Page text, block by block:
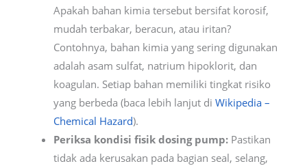
Apakah bahan kimia tersebut bersifat korosif,
mudah terbakar, beracun, atau iritan?
Contohnya, bahan kimia yang sering digunakan
adalah asam sulfat, natrium hipoklorit, dan
koagulan. Setiap bahan memiliki tingkat risiko
yang berbeda (baca lebih lanjut diWikipedia –
Chemical Hazard).
Periksa kondisi fisik dosing pump: Pastikan
tidak ada kerusakan pada bagian seal, selang,